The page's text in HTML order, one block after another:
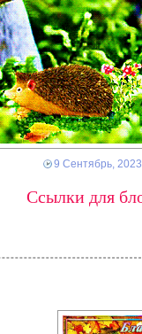
9 Сентябрь, 2023
Ссылки для